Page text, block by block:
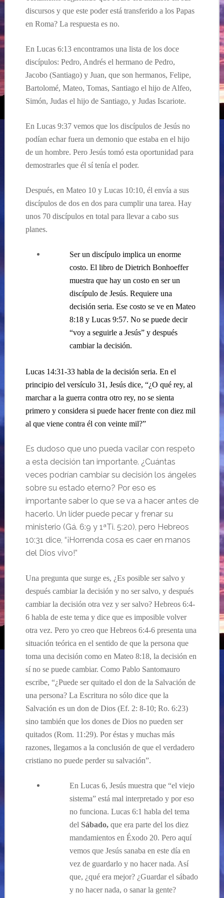
discursos y que este poder está transferido a los Papas
en Roma? La respuesta es no.
En Lucas 6:13 encontramos una lista de los doce
discípulos: Pedro, Andrés el hermano de Pedro,
Jacobo (Santiago) y Juan, que son hermanos, Felipe,
Bartolomé, Mateo, Tomas, Santiago el hijo de Alfeo,
Simón, Judas el hijo de Santiago, y Judas Iscariote.
En Lucas 9:37 vemos que los discípulos de Jesús no
podían echar fuera un demonio que estaba en el hijo
de un hombre. Pero Jesús tomó esta oportunidad para
demostrarles que él sí tenía el poder.
Después, en Mateo 10 y Lucas 10:10, él envía a sus
discípulos de dos en dos para cumplir una tarea. Hay
unos 70 discípulos en total para llevar a cabo sus
planes.
Ser un discípulo implica un enorme
costo. El libro de Dietrich Bonhoeffer
muestra que hay un costo en ser un
discípulo de Jesús. Requiere una
decisión seria. Ese costo se ve en Mateo
8:18 y Lucas 9:57. No se puede decir
“voy a seguirle a Jesús” y después
cambiar la decisión.
Lucas 14:31-33 habla de la decisión seria. En el
principio del versículo 31, Jesús dice, “¿O qué rey, al
marchar a la guerra contra otro rey, no se sienta
primero y considera si puede hacer frente con diez mil
al que viene contra él con veinte mil?”
Es dudoso que uno pueda vacilar con respeto
a esta decisión tan importante. ¿Cuántas
veces podrían cambiar su decisión los ángeles
sobre su estado eterno? Por eso es
importante saber lo que se va a hacer antes de
hacerlo. Un líder puede pecar y frenar su
ministerio (Gá. 6:9 y 1ªTi. 5:20), pero Hebreos
10:31 dice, “¡Horrenda cosa es caer en manos
del Dios vivo!”
Una pregunta que surge es, ¿Es posible ser salvo y
después cambiar la decisión y no ser salvo, y después
cambiar la decisión otra vez y ser salvo? Hebreos 6:4-
6 habla de este tema y dice que es imposible volver
otra vez. Pero yo creo que Hebreos 6:4-6 presenta una
situación teórica en el sentido de que la persona que
toma una decisión como en Mateo 8:18, la decisión en
sí no se puede cambiar. Como Pablo Santomauro
escribe, “¿Puede ser quitado el don de la Salvación de
una persona? La Escritura no sólo dice que la
Salvación es un don de Dios (Ef. 2: 8-10; Ro. 6:23)
sino también que los dones de Dios no pueden ser
quitados (Rom. 11:29). Por éstas y muchas más
razones, llegamos a la conclusión de que el verdadero
cristiano no puede perder su salvación”.
En Lucas 6, Jesús muestra que “el viejo
sistema” está mal interpretado y por eso
no funciona. Lucas 6:1 habla del tema
del Sábado,que era parte del los diez
mandamientos en Éxodo 20. Pero aquí
vemos que Jesús sanaba en este día en
vez de guardarlo y no hacer nada. Así
que, ¿qué era mejor? ¿Guardar el sábado
y no hacer nada, o sanar la gente?